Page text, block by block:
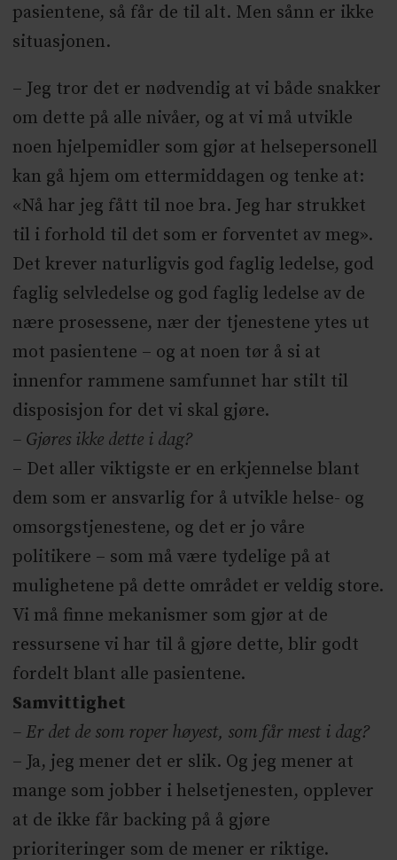
pasientene, så får de til alt. Men sånn er ikke
situasjonen.
– Jeg tror det er nødvendig at vi både snakker
om dette på alle nivåer, og at vi må utvikle
noen hjelpemidler som gjør at helsepersonell
kan gå hjem om ettermiddagen og tenke at:
«Nå har jeg fått til noe bra. Jeg har strukket
til i forhold til det som er forventet av meg».
Det krever naturligvis god faglig ledelse, god
faglig selvledelse og god faglig ledelse av de
nære prosessene, nær der tjenestene ytes ut
mot pasientene – og at noen tør å si at
innenfor rammene samfunnet har stilt til
disposisjon for det vi skal gjøre.
– Gjøres ikke dette i dag?
– Det aller viktigste er en erkjennelse blant
dem som er ansvarlig for å utvikle helse- og
omsorgstjenestene, og det er jo våre
politikere – som må være tydelige på at
mulighetene på dette området er veldig store.
Vi må finne mekanismer som gjør at de
ressursene vi har til å gjøre dette, blir godt
fordelt blant alle pasientene.
Samvittighet
– Er det de som roper høyest, som får mest i dag?
– Ja, jeg mener det er slik. Og jeg mener at
mange som jobber i helsetjenesten, opplever
at de ikke får backing på å gjøre
prioriteringer som de mener er riktige.